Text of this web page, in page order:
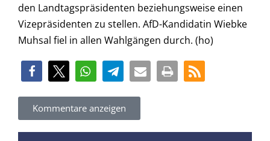
den Landtagspräsidenten beziehungsweise einen
Vizepräsidenten zu stellen. AfD-Kandidatin Wiebke
Muhsal fiel in allen Wahlgängen durch. (ho)
Kommentare anzeigen